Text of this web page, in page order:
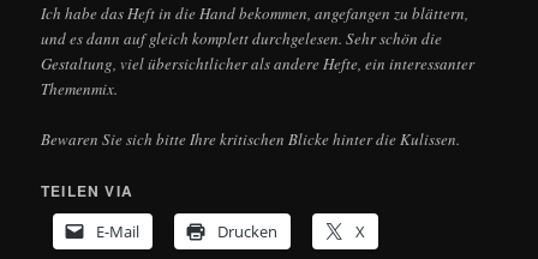
Ich habe das Heft in die Hand bekommen, angefangen zu blättern,
und es dann auf gleich komplett durchgelesen. Sehr schön die
Gestaltung, viel übersichtlicher als andere Hefte, ein interessanter
Themenmix.
Bewaren Sie sich bitte Ihre kritischen Blicke hinter die Kulissen.
TEILEN VIA
E-Mail
Drucken X